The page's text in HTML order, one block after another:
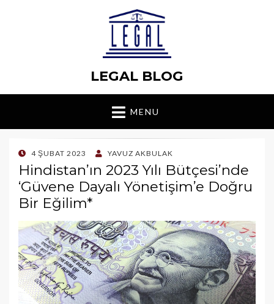
LEGAL BLOG
MENU
POSTED
ON
4 ŞUBAT 2023 YAVUZ AKBULAK
Hindistan’ın 2023 Yılı Bütçesi’nde
‘Güvene Dayalı Yönetişim’e Doğru
Bir Eğilim*